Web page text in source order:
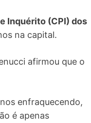
Inquérito (CPI) dos
na capital.
afirmou que o
enfraquecendo,
é apenas